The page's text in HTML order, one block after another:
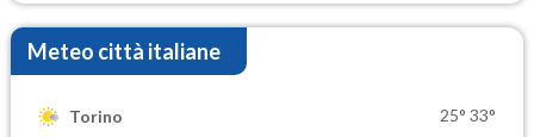
Meteo città italiane
Torino 25° 33°